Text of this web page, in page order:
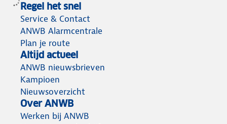
Regel het snel
Service & Contact
ANWB Alarmcentrale
Plan je route
Altijd actueel
ANWB nieuwsbrieven
Kampioen
Nieuwsoverzicht
Over ANWB
Werken bij ANWB